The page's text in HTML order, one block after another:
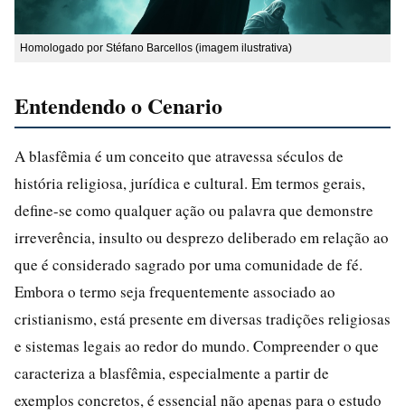
Homologado por Stéfano Barcellos (imagem ilustrativa)
Entendendo o Cenario
A blasfêmia é um conceito que atravessa séculos de
história religiosa, jurídica e cultural. Em termos gerais,
define-se como qualquer ação ou palavra que demonstre
irreverência, insulto ou desprezo deliberado em relação ao
que é considerado sagrado por uma comunidade de fé.
Embora o termo seja frequentemente associado ao
cristianismo, está presente em diversas tradições religiosas
e sistemas legais ao redor do mundo. Compreender o que
caracteriza a blasfêmia, especialmente a partir de
exemplos concretos, é essencial não apenas para o estudo